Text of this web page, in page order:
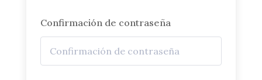
Confirmación de contraseña